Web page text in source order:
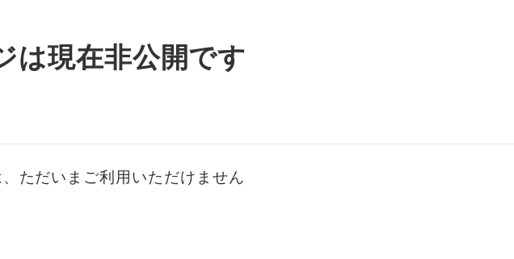
は現在非公開です
ただいまご利用いただけません